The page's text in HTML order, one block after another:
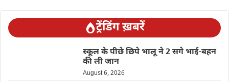
ट्रेंडिंग ख़बरें
स्कूल के पीछे छिपे भालू ने 2 सगे भाई-बहन
की ली जान
August 6, 2026